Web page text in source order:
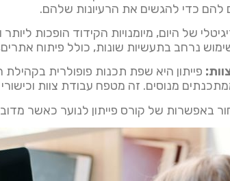
להם כדי להגשים את הרעיונות שלהם.
של היום, מיומנויות הקידוד הופכות
נרחב בתעשיות שונות, כולל פיתוח
פייתון היא שפת תכנות פופולרית
מנוסים. זה מטפח עבודת צוות
באפשרות של קורס פייתון לנוער כאשר